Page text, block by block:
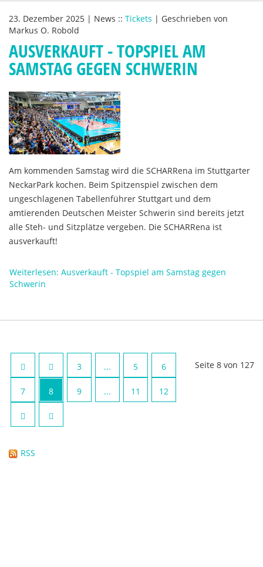
23. Dezember 2025 | News :: Tickets | Geschrieben von
Markus O. Robold
AUSVERKAUFT - TOPSPIEL AM
SAMSTAG GEGEN SCHWERIN
Am kommenden Samstag wird die SCHARRena im Stuttgarter
NeckarPark kochen. Beim Spitzenspiel zwischen dem
ungeschlagenen Tabellenführer Stuttgart und dem
amtierenden Deutschen Meister Schwerin sind bereits jetzt
alle Steh- und Sitzplätze vergeben. Die SCHARRena ist
ausverkauft!
Weiterlesen: Ausverkauft - Topspiel am Samstag gegen
Schwerin
Seite 8 von 127
3 ... 5 6
7 8 9 ... 11 12
RSS